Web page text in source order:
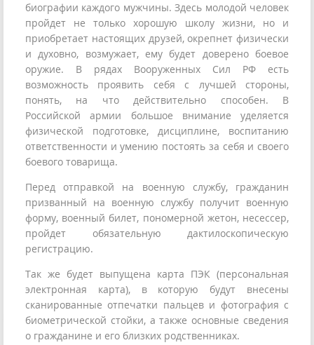
биографии каждого мужчины. Здесь молодой человек
пройдет не только хорошую школу жизни, но и
приобретает настоящих друзей, окрепнет физически
и духовно, возмужает, ему будет доверено боевое
оружие. В рядах Вооруженных Сил РФ есть
возможность проявить себя с лучшей стороны,
понять, на что действительно способен. В
Российской армии большое внимание уделяется
физической подготовке, дисциплине, воспитанию
ответственности и умению постоять за себя и своего
боевого товарища.
Перед отправкой на военную службу, гражданин
призванный на военную службу получит военную
форму, военный билет, пономерной жетон, несессер,
пройдет обязательную дактилоскопическую
регистрацию.
Так же будет выпущена карта ПЭК (персональная
электронная карта), в которую будут внесены
сканированные отпечатки пальцев и фотография с
биометрической стойки, а также основные сведения
о гражданине и его близких родственниках.